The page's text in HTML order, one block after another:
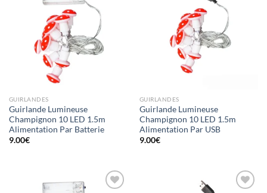
Ajouter
à la liste
d’envies
GUIRLANDES
Guirlande Lumineuse
Champignon 10 LED 1.5m
Alimentation Par Batterie
9.00€
d’envies
GUIRLANDES
Guirlande Lumineuse
Champignon 10 LED 1.5m
Alimentation Par USB
9.00€